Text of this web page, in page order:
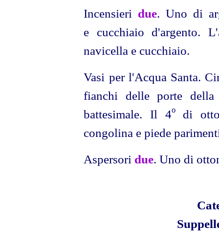
Incensieri due. Uno di
e cucchiaio d'argento.
navicella e cucchiaio.
Vasi per l'Acqua Santa.
fianchi delle porte
battesimale. Il 4odi
congolina e piede
Aspersori due. Uno di